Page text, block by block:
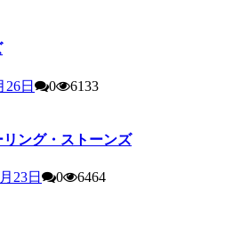
26日 0 6133
リング・ストーンズ
23日 0 6464